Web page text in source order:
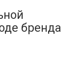
бренда